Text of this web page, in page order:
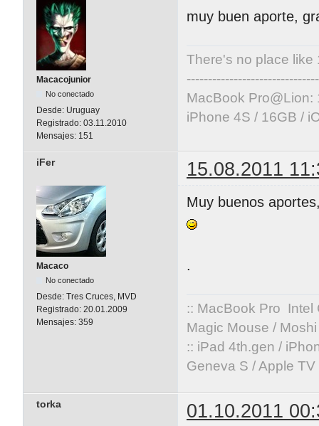
Macacojunior
No conectado
Desde: Uruguay
Registrado: 03.11.2010
Mensajes: 151
muy buen aporte,
There's no place like
MacBook Pro@Lion:
iPhone 4S / 16GB /
iFer 15.08.2011
Macaco
No conectado
Desde: Tres Cruces, MVD
Registrado: 20.01.2009
Mensajes: 359
Muy buenos
.
:: MacBook Pro Intel
Magic Mouse /
:: iPad 4th.gen /
Geneva S / Apple
torka 01.10.2011